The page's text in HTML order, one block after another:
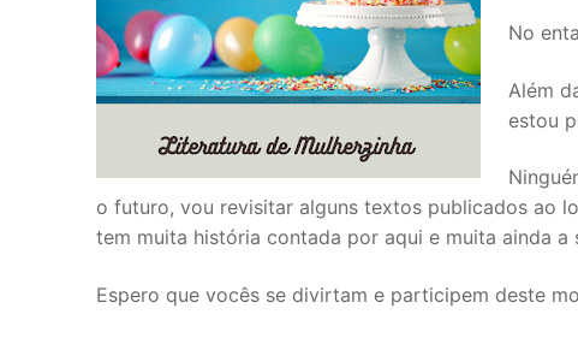
No
Além
estou
o futuro, vou revisitar alguns textos publicados ao
tem muita história contada por aqui e muita ainda a
Espero que vocês se divirtam e participem deste